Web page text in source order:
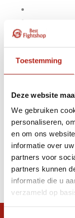
Toestemming
Deze website
We gebruiken
personaliseren,
en om ons
informatie over
partners voor
partners kunnen
informatie die u
verzameld op
Apply filters
Filter